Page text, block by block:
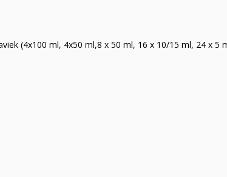
(4x100 ml, 4x50 ml,8 x 50 ml, 16 x 10/15 ml, 24 x 5